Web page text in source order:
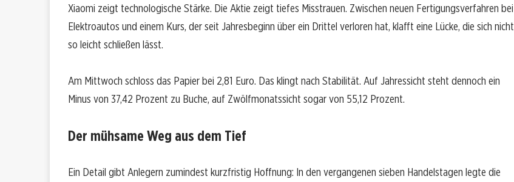
Xiaomi zeigt technologische Stärke. Die Aktie zeigt tiefes Misstrauen. Zwischen neuen Fertigungsverfahren bei
Elektroautos und einem Kurs, der seit Jahresbeginn über ein Drittel verloren hat, klafft eine Lücke, die sich nicht
so leicht schließen lässt.
Am Mittwoch schloss das Papier bei 2,81 Euro. Das klingt nach Stabilität. Auf Jahressicht steht dennoch ein
Minus von 37,42 Prozent zu Buche, auf Zwölfmonatssicht sogar von 55,12 Prozent.
Der mühsame Weg aus dem Tief
Ein Detail gibt Anlegern zumindest kurzfristig Hoffnung: In den vergangenen sieben Handelstagen legte die